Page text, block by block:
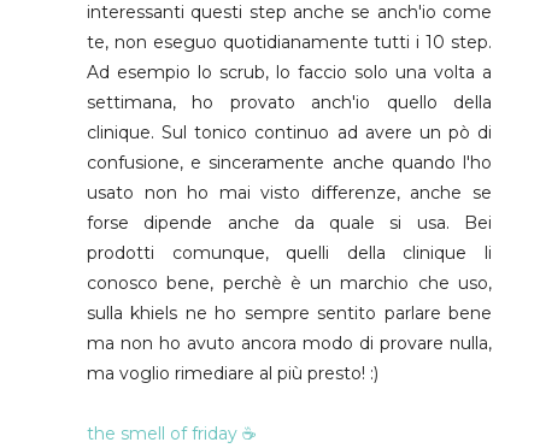
interessanti questi step anche se anch'io come
te, non eseguo quotidianamente tutti i 10 step.
Ad esempio lo scrub, lo faccio solo una volta a
settimana, ho provato anch'io quello della
clinique. Sul tonico continuo ad avere un pò di
confusione, e sinceramente anche quando l'ho
usato non ho mai visto differenze, anche se
forse dipende anche da quale si usa. Bei
prodotti comunque, quelli della clinique li
conosco bene, perchè è un marchio che uso,
sulla khiels ne ho sempre sentito parlare bene
ma non ho avuto ancora modo di provare nulla,
ma voglio rimediare al più presto! :)
the smell of friday ☕